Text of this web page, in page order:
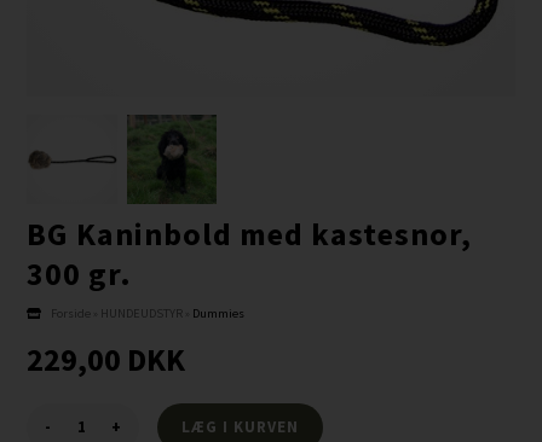
BG Kaninbold med kastesnor,
300 gr.
Forside HUNDEUDSTYR Dummies
229,00 DKK
- +